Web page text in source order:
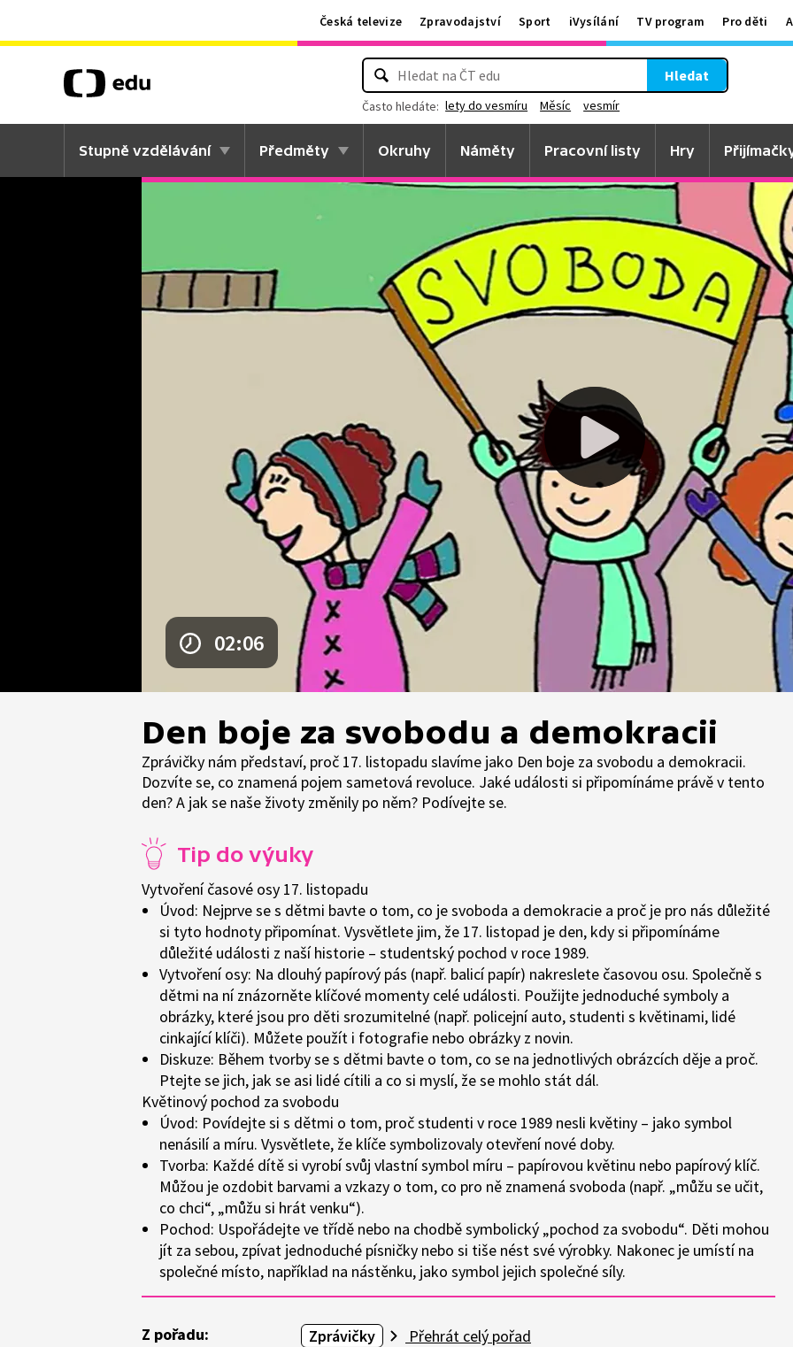
Česká televize Zpravodajství Sport iVysílání TV program Pro děti
Hledat
Často hledáte: lety do vesmíru Měsíc vesmír
Stupně vzdělávání Předměty Okruhy Náměty Pracovní listy Hry
02:06
Den boje za svobodu a demokracii
Zprávičky nám představí, proč 17. listopadu slavíme jako Den boje za svobodu a demokracii.
Dozvíte se, co znamená pojem sametová revoluce. Jaké události si připomínáme právě v tento
den? A jak se naše životy změnily po něm? Podívejte se.
Tip do výuky
Vytvoření časové osy 17. listopadu
Úvod: Nejprve se s dětmi bavte o tom, co je svoboda a demokracie a proč je pro nás důležité
si tyto hodnoty připomínat. Vysvětlete jim, že 17. listopad je den, kdy si připomínáme
důležité události z naší historie – studentský pochod v roce 1989.
Vytvoření osy: Na dlouhý papírový pás (např. balicí papír) nakreslete časovou osu. Společně s
dětmi na ní znázorněte klíčové momenty celé události. Použijte jednoduché symboly a
obrázky, které jsou pro děti srozumitelné (např. policejní auto, studenti s květinami, lidé
cinkající klíči). Můžete použít i fotografie nebo obrázky z novin.
Diskuze: Během tvorby se s dětmi bavte o tom, co se na jednotlivých obrázcích děje a proč.
Ptejte se jich, jak se asi lidé cítili a co si myslí, že se mohlo stát dál.
Květinový pochod za svobodu
Úvod: Povídejte si s dětmi o tom, proč studenti v roce 1989 nesli květiny – jako symbol
nenásilí a míru. Vysvětlete, že klíče symbolizovaly otevření nové doby.
Tvorba: Každé dítě si vyrobí svůj vlastní symbol míru – papírovou květinu nebo papírový klíč.
Můžou je ozdobit barvami a vzkazy o tom, co pro ně znamená svoboda (např. „můžu se učit,
co chci“, „můžu si hrát venku“).
Pochod: Uspořádejte ve třídě nebo na chodbě symbolický „pochod za svobodu“. Děti mohou
jít za sebou, zpívat jednoduché písničky nebo si tiše nést své výrobky. Nakonec je umístí na
společné místo, například na nástěnku, jako symbol jejich společné síly.
Z pořadu: Zprávičky Přehrát celý pořad